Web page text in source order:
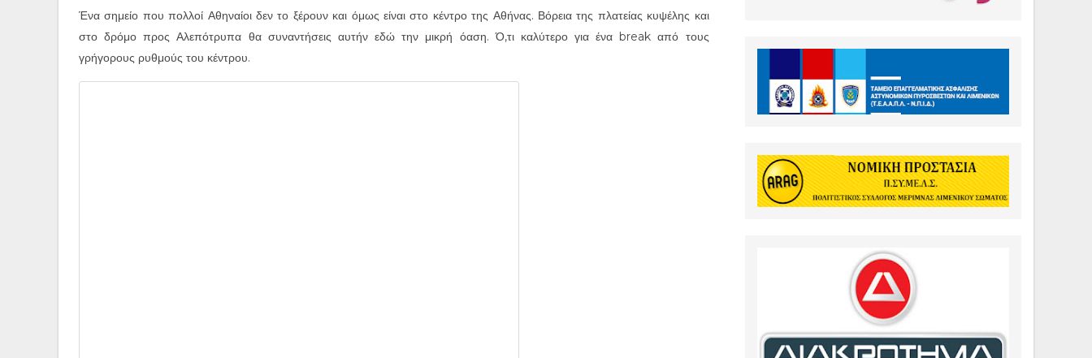
Ένα σημείο που πολλοί Αθηναίοι δεν το ξέρουν και όμως είναι στο κέντρο της Αθήνας. Βόρεια της πλατείας κυψέλης και
στο δρόμο προς Αλεπότρυπα θα συναντήσεις αυτήν εδώ την μικρή όαση. Ό,τι καλύτερο για ένα break από τους
γρήγορους ρυθμούς του κέντρου.